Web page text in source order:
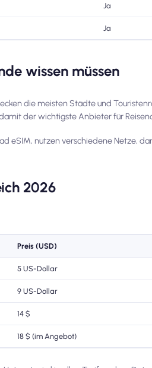
Ja
Ja
wissen müssen
die meisten Städte und
der wichtigste Anbieter für
eSIM, nutzen verschiedene Netze,
2026
Preis (USD)
5 US-Dollar
9 US-Dollar
14 $
18 $ (im Angebot)